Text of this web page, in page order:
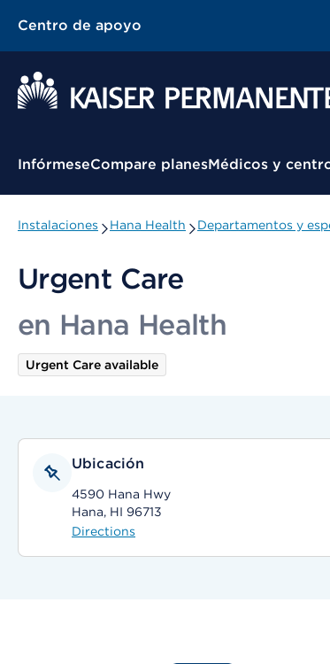
Centro de apoyo
Menú contextual
InfórmeseCompare planesMédicos y
Instalaciones Hana Health Departamentos y
Urgent Care
en Hana Health
Urgent Care available
Ubicación
4590 Hana Hwy
Hana, HI 96713
Directions